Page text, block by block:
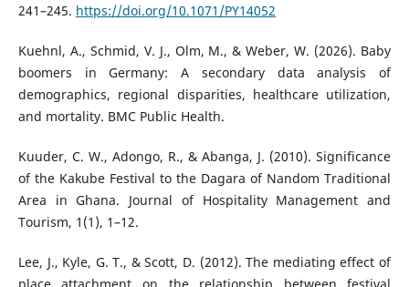
241–245. https://doi.org/10.1071/PY14052
Kuehnl, A., Schmid, V. J., Olm, M., & Weber, W. (2026). Baby
boomers in Germany: A secondary data analysis of
demographics, regional disparities, healthcare utilization,
and mortality. BMC Public Health.
Kuuder, C. W., Adongo, R., & Abanga, J. (2010). Significance
of the Kakube Festival to the Dagara of Nandom Traditional
Area in Ghana. Journal of Hospitality Management and
Tourism, 1(1), 1–12.
Lee, J., Kyle, G. T., & Scott, D. (2012). The mediating effect of
place attachment on the relationship between festival